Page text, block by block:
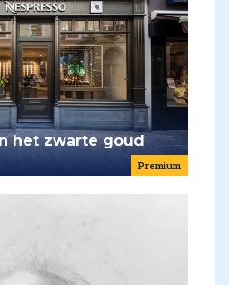
Premium
het zwarte goud